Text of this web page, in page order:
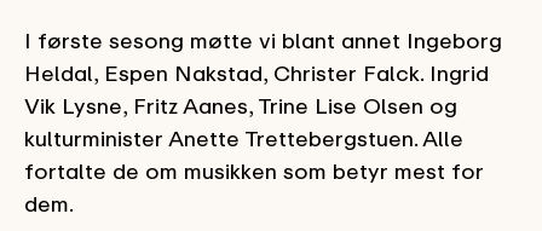
I første sesong møtte vi blant annet Ingeborg
Heldal, Espen Nakstad, Christer Falck. Ingrid
Vik Lysne, Fritz Aanes, Trine Lise Olsen og
kulturminister Anette Trettebergstuen. Alle
fortalte de om musikken som betyr mest for
dem.